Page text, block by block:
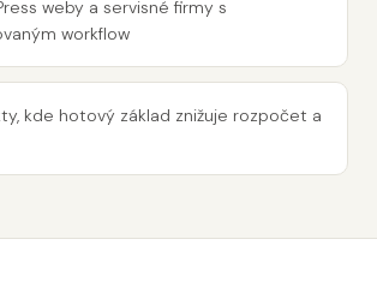
weby a servisné firmy s
workflow
kde hotový základ znižuje rozpočet a